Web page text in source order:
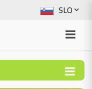
SLO
ENG
ITA